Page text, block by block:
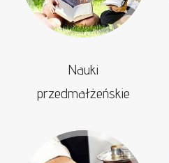
Nauki
przedmałżeńskie